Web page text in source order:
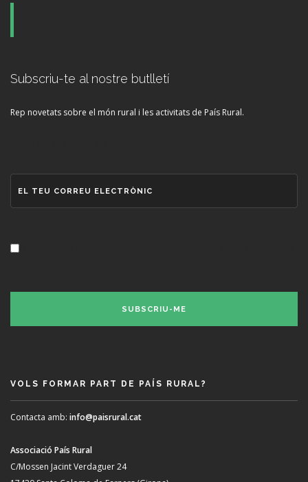
Subscriu-te al nostre butlletí
Rep novetats sobre el món rural i les activitats de País Rural.
VOLS FORMAR PART DE PAÍS RURAL?
Contacta amb: info@paisrural.cat
Associació País Rural
C/Mossen Jacint Verdaguer 24